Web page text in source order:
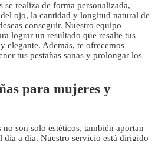
se realiza de forma personalizada,
ojo, la cantidad y longitud natural de
conseguir. Nuestro equipo
lograr un resultado que resalte tus
elegante. Además, te ofrecemos
tus pestañas sanas y prolongar los
para mujeres y
no son solo estéticos, también aportan
día a día. Nuestro servicio está dirigido